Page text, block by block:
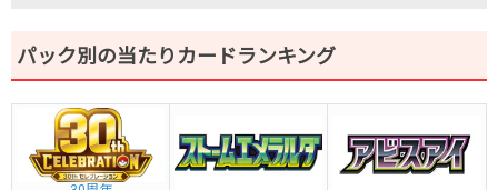
パック別の当たりカードランキング